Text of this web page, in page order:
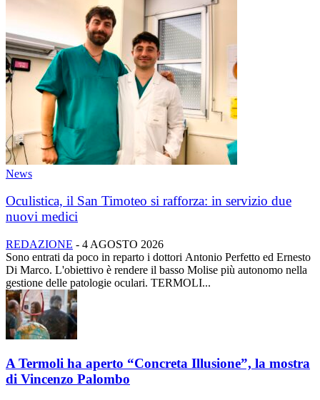
News
Oculistica, il San Timoteo si rafforza: in servizio due
nuovi medici
REDAZIONE - 4 AGOSTO 2026
Sono entrati da poco in reparto i dottori Antonio Perfetto ed Ernesto
Di Marco. L'obiettivo è rendere il basso Molise più autonomo nella
gestione delle patologie oculari. TERMOLI...
A Termoli ha aperto “Concreta Illusione”, la mostra
di Vincenzo Palombo